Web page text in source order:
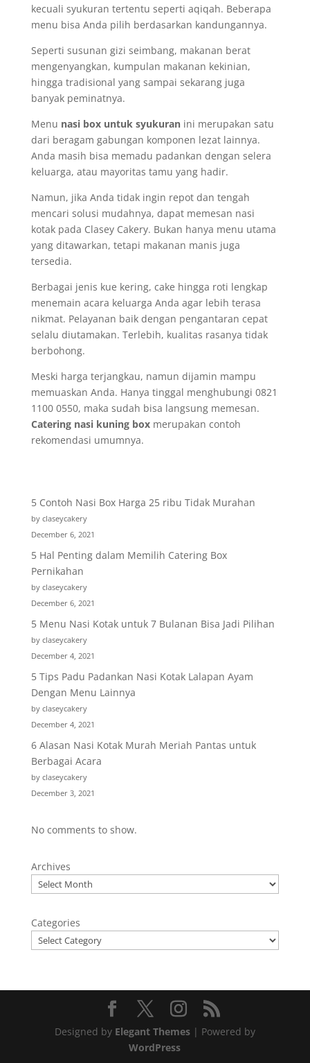
kecuali syukuran tertentu seperti aqiqah. Beberapa
menu bisa Anda pilih berdasarkan kandungannya.
Seperti susunan gizi seimbang, makanan berat
mengenyangkan, kumpulan makanan kekinian,
hingga tradisional yang sampai sekarang juga
banyak peminatnya.
Menu nasi box untuk syukuranini merupakan satu
dari beragam gabungan komponen lezat lainnya.
Anda masih bisa memadu padankan dengan selera
keluarga, atau mayoritas tamu yang hadir.
Namun, jika Anda tidak ingin repot dan tengah
mencari solusi mudahnya, dapat memesan nasi
kotak pada Clasey Cakery. Bukan hanya menu utama
yang ditawarkan, tetapi makanan manis juga
tersedia.
Berbagai jenis kue kering, cake hingga roti lengkap
menemain acara keluarga Anda agar lebih terasa
nikmat. Pelayanan baik dengan pengantaran cepat
selalu diutamakan. Terlebih, kualitas rasanya tidak
berbohong.
Meski harga terjangkau, namun dijamin mampu
memuaskan Anda. Hanya tinggal menghubungi 0821
1100 0550, maka sudah bisa langsung memesan.
Catering nasi kuning box merupakan contoh
rekomendasi umumnya.
5 Contoh Nasi Box Harga 25 ribu Tidak Murahan
by claseycakery
December 6, 2021
5 Hal Penting dalam Memilih Catering Box
Pernikahan
by claseycakery
December 6, 2021
5 Menu Nasi Kotak untuk 7 Bulanan Bisa Jadi Pilihan
by claseycakery
December 4, 2021
5 Tips Padu Padankan Nasi Kotak Lalapan Ayam
Dengan Menu Lainnya
by claseycakery
December 4, 2021
6 Alasan Nasi Kotak Murah Meriah Pantas untuk
Berbagai Acara
by claseycakery
December 3, 2021
No comments to show.
Archives
Categories
Designed by Elegant Themes| Powered by
WordPress